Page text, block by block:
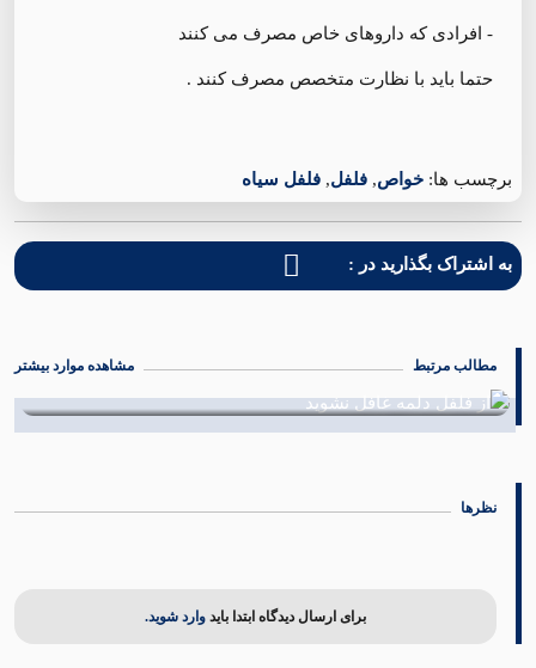
- افرادی که داروهای خاص مصرف می کنند
حتما باید با نظارت متخصص مصرف کنند .
برچسب ها: خواص, فلفل, فلفل سیاه
به اشتراک بگذارید در :
مطالب مرتبط مشاهده موارد بیشتر
نظرها
برای ارسال دیدگاه ابتدا باید وارد شوید.